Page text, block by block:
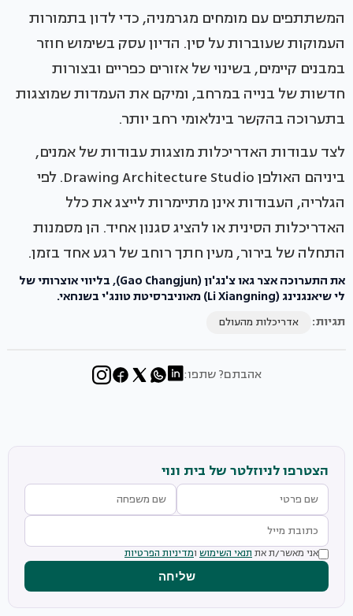
המשתתפים עם מומחים מגרמניה, כדי לדון בתמורות
העמוקות שעוברות על סין. הדיון עסק בשימוש חוזר
במבנים קיימים, בשינוי של אזורים כפריים ובצורות
חדשות של בנייה במרחב, ומיקם את העמדות שמוצגות
בתערוכה בהקשר בינלאומי רחב יותר.
לצד עבודות האדריכלות מוצגות עבודות של אמנים,
ביניהם האולפן Drawing Architecture Studio. לפי
הגלריה, העבודות אינן מתיימרות לייצג את כלל
האדריכלות הסינית או להציג סגנון אחיד. הן מסמנות
התחלה של בירור, מעין חתך רוחב של רגע אחד בזמן.
את התערוכה אצר גאו צ'נג'ון (Gao Changjun), בליווי אוצרותי של
לי שיאנגנינג (Li Xiangning) מאוניברסיטת טונג'י בשנחאי.
תגיות:
אדריכלות מהעולם
אהבתם? שתפו:
הצטרפו לניוזלטר של בית ונוי
אני מאשר/ת את תנאי השימוש ומדיניות הפרטיות
שליחה